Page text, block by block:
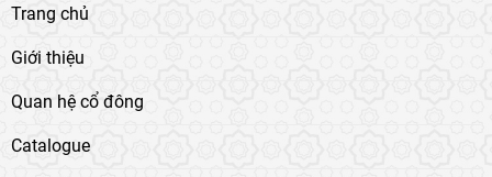
Trang chủ
Giới thiệu
Quan hệ cổ đông
Catalogue